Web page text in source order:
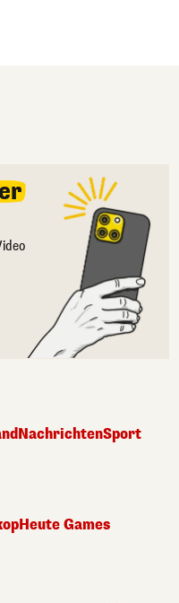
NachrichtenSport
Heute Games